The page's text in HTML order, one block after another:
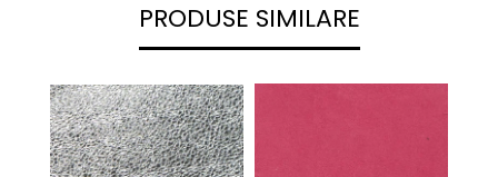
PRODUSE SIMILARE